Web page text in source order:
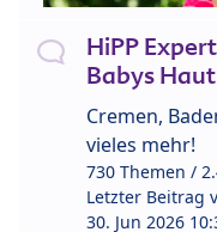
HiPP
Babys Haut
Cremen,
vieles mehr!
730 Themen /
Letzter Beitrag
30. Jun 2026